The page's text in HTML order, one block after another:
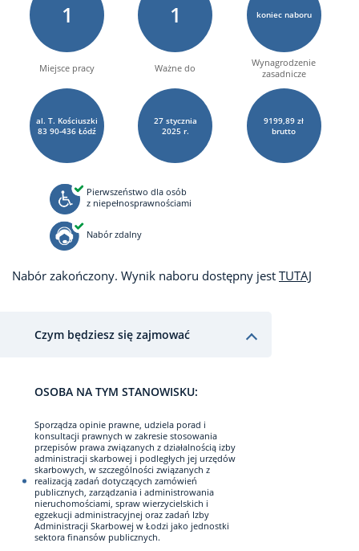
1 1 koniec naboru
Miejsce pracy
al. T. Kościuszki
83 90-436 Łódź
Ważne do
27 stycznia
2025 r.
Wynagrodzenie
zasadnicze
9199,89 zł
brutto
Pierwszeństwo dla osób
z niepełnosprawnościami
Nabór zdalny
Nabór zakończony. Wynik naboru dostępny jest TUTAJ
Czym będziesz się zajmować
OSOBA NA TYM STANOWISKU:
Sporządza opinie prawne, udziela porad i
konsultacji prawnych w zakresie stosowania
przepisów prawa związanych z działalnością izby
administracji skarbowej i podległych jej urzędów
skarbowych, w szczególności związanych z
realizacją zadań dotyczących zamówień
publicznych, zarządzania i administrowania
nieruchomościami, spraw wierzycielskich i
egzekucji administracyjnej oraz zadań Izby
Administracji Skarbowej w Łodzi jako jednostki
sektora finansów publicznych.